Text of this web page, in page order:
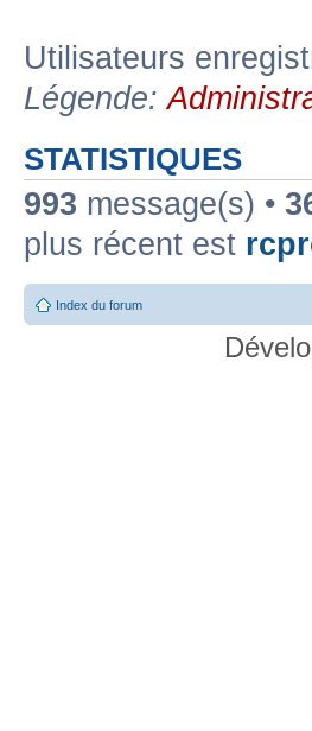
Utilisateurs
Légende:
STATISTIQUES
993 message(s) •
plus récent est
Index du forum